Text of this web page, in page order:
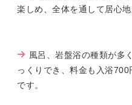
楽しめ、全体を通して居心
風呂、岩盤浴の種類が多
っくりでき、料金も入浴
です。